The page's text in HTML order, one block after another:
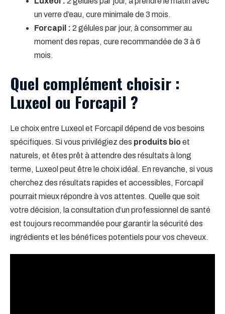
un verre d’eau, cure minimale de 3 mois.
Forcapil : 2 gélules par jour, à consommer au
moment des repas, cure recommandée de 3 à 6
mois.
Quel complément choisir :
Luxeol ou Forcapil ?
Le choix entre Luxeol et Forcapil dépend de vos besoins
spécifiques. Si vous privilégiez des produits bioet
naturels, et êtes prêt à attendre des résultats à long
terme, Luxeol peut être le choix idéal. En revanche, si vous
cherchez des résultats rapides et accessibles, Forcapil
pourrait mieux répondre à vos attentes. Quelle que soit
votre décision, la consultation d’un professionnel de santé
est toujours recommandée pour garantir la sécurité des
ingrédients et les bénéfices potentiels pour vos cheveux.